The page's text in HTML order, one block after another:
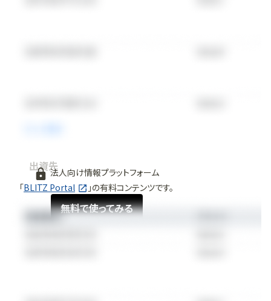
法人向け情報プラットフォーム
「BLITZ Portal 」の有料コンテンツです。
無料で使ってみる
出資先